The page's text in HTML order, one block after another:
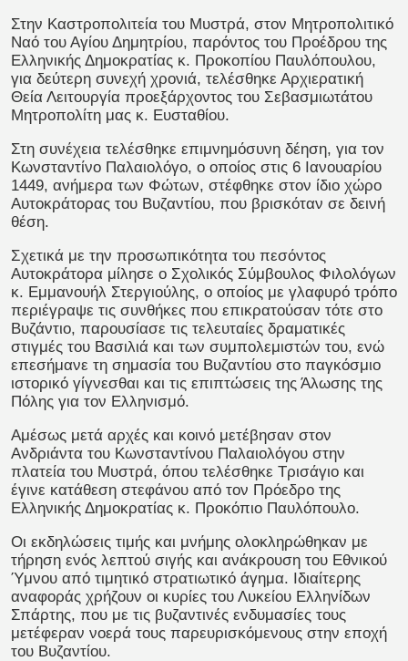
Στην Καστροπολιτεία του Μυστρά, στον Μητροπολιτικό
Ναό του Αγίου Δημητρίου, παρόντος του Προέδρου της
Ελληνικής Δημοκρατίας κ. Προκοπίου Παυλόπουλου,
για δεύτερη συνεχή χρονιά, τελέσθηκε Αρχιερατική
Θεία Λειτουργία προεξάρχοντος του Σεβασμιωτάτου
Μητροπολίτη μας κ. Ευσταθίου.
Στη συνέχεια τελέσθηκε επιμνημόσυνη δέηση, για τον
Κωνσταντίνο Παλαιολόγο, ο οποίος στις 6 Ιανουαρίου
1449, ανήμερα των Φώτων, στέφθηκε στον ίδιο χώρο
Αυτοκράτορας του Βυζαντίου, που βρισκόταν σε δεινή
θέση.
Σχετικά με την προσωπικότητα του πεσόντος
Αυτοκράτορα μίλησε ο Σχολικός Σύμβουλος Φιλολόγων
κ. Εμμανουήλ Στεργιούλης, ο οποίος με γλαφυρό τρόπο
περιέγραψε τις συνθήκες που επικρατούσαν τότε στο
Βυζάντιο, παρουσίασε τις τελευταίες δραματικές
στιγμές του Βασιλιά και των συμπολεμιστών του, ενώ
επεσήμανε τη σημασία του Βυζαντίου στο παγκόσμιο
ιστορικό γίγνεσθαι και τις επιπτώσεις της Άλωσης της
Πόλης για τον Ελληνισμό.
Αμέσως μετά αρχές και κοινό μετέβησαν στον
Ανδριάντα του Κωνσταντίνου Παλαιολόγου στην
πλατεία του Μυστρά, όπου τελέσθηκε Τρισάγιο και
έγινε κατάθεση στεφάνου από τον Πρόεδρο της
Ελληνικής Δημοκρατίας κ. Προκόπιο Παυλόπουλο.
Οι εκδηλώσεις τιμής και μνήμης ολοκληρώθηκαν με
τήρηση ενός λεπτού σιγής και ανάκρουση του Εθνικού
Ύμνου από τιμητικό στρατιωτικό άγημα. Ιδιαίτερης
αναφοράς χρήζουν οι κυρίες του Λυκείου Ελληνίδων
Σπάρτης, που με τις βυζαντινές ενδυμασίες τους
μετέφεραν νοερά τους παρευρισκόμενους στην εποχή
του Βυζαντίου.